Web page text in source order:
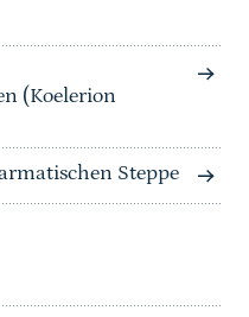
(Koelerion
Steppe